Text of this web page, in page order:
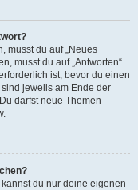
musst du auf „Neues
musst du auf „Antworten“
ist, bevor du einen
jeweils am Ende der
darfst neue Themen
du nur deine eigenen